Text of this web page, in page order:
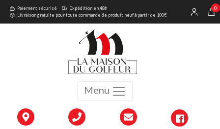
Menu
Paiement sécurisé
Expédition en 48h
Livraison gratuite pour toute commande de produit neuf à partir de 100€
0